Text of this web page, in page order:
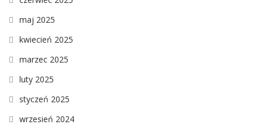
maj 2025
kwiecień 2025
marzec 2025
luty 2025
styczeń 2025
wrzesień 2024